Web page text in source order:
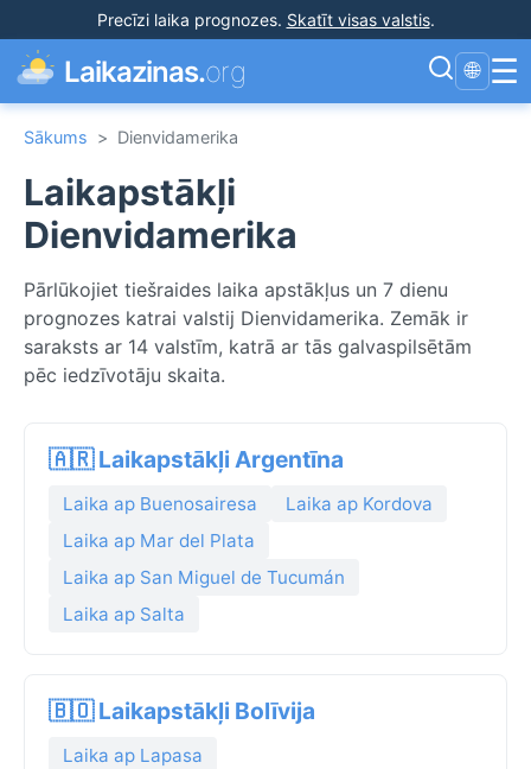
Precīzi laika prognozes. Skatīt visas valstis.
Laikazinas.org 🌐 ☰
Sākums > Dienvidamerika
Laikapstākļi
Dienvidamerika
Pārlūkojiet tiešraides laika apstākļus un 7 dienu
prognozes katrai valstij Dienvidamerika. Zemāk ir
saraksts ar 14 valstīm, katrā ar tās galvaspilsētām
pēc iedzīvotāju skaita.
🇦🇷 Laikapstākļi Argentīna
Laika ap Buenosairesa
Laika ap Kordova
Laika ap Mar del Plata
Laika ap San Miguel de Tucumán
Laika ap Salta
🇧🇴 Laikapstākļi Bolīvija
Laika ap Lapasa